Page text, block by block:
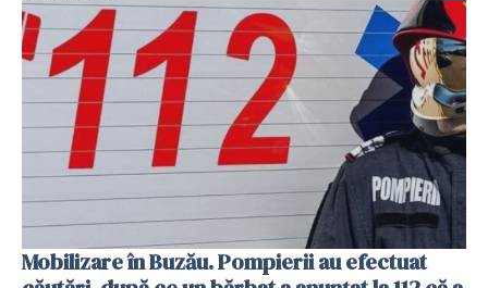
Mobilizare în Buzău. Pompierii au efectuat